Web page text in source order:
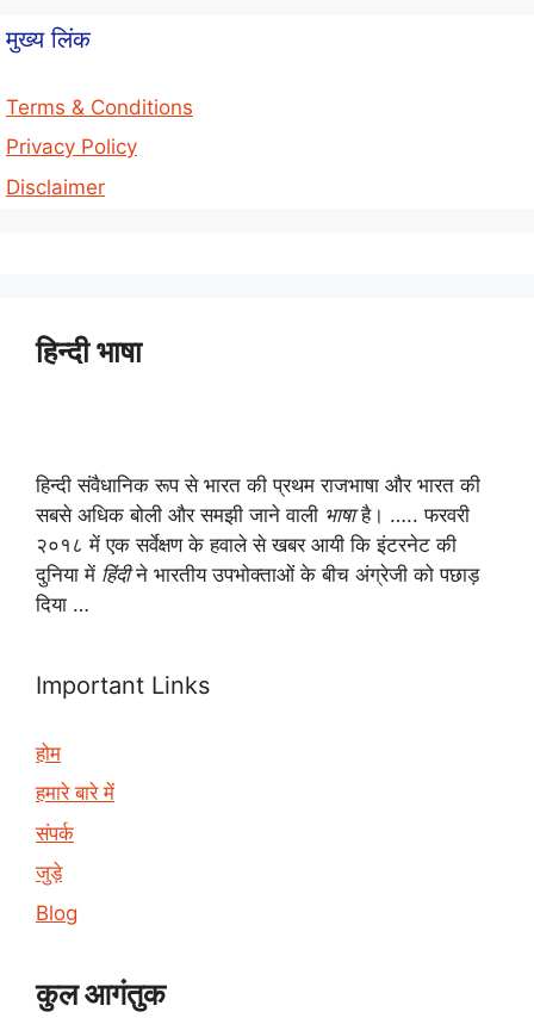
मुख्य लिंक
Terms & Conditions
Privacy Policy
Disclaimer
हिन्दी भाषा
हिन्दी संवैधानिक रूप से भारत की प्रथम राजभाषा और भारत की
सबसे अधिक बोली और समझी जाने वाली भाषाहै। ….. फरवरी
२०१८ में एक सर्वेक्षण के हवाले से खबर आयी कि इंटरनेट की
दुनिया में हिंदीने भारतीय उपभोक्ताओं के बीच अंग्रेजी को पछाड़
दिया …
Important Links
होम
हमारे बारे में
संपर्क
जुड़े
Blog
कुल आगंतुक